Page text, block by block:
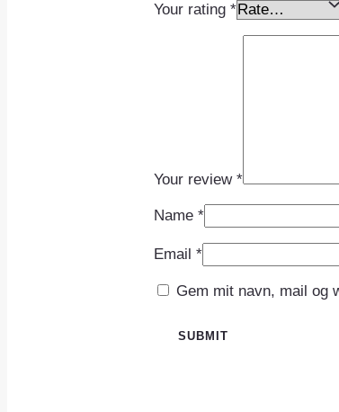
Your rating*
Your review*
Name*
Email*
Gem mit navn, mail og